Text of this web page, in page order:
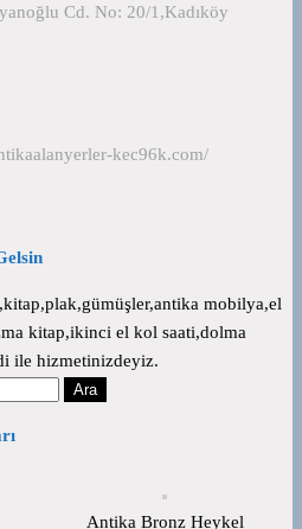
Cd. No: 20/1,Kadıköy
kec96k.com/
mobilya,el
kitap,ikinci el kol saati,dolma
ile hizmetinizdeyiz.
Antika Bronz Heykel